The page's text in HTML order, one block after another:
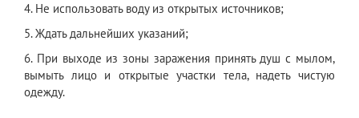
4. Не использовать воду из открытых источников;
5. Ждать дальнейших указаний;
6. При выходе из зоны заражения принять душ с мылом,
вымыть лицо и открытые участки тела, надеть чистую
одежду.